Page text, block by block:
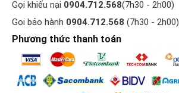
Gọi khiếu nại 0904.712.568(7h30 - 2h00)
Gọi bảo hành 0904.712.568 (7h30 - 2h00)
Phương thức thanh toán